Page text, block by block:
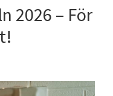
2026 – För